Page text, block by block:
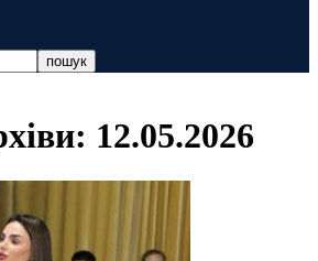
12.05.2026